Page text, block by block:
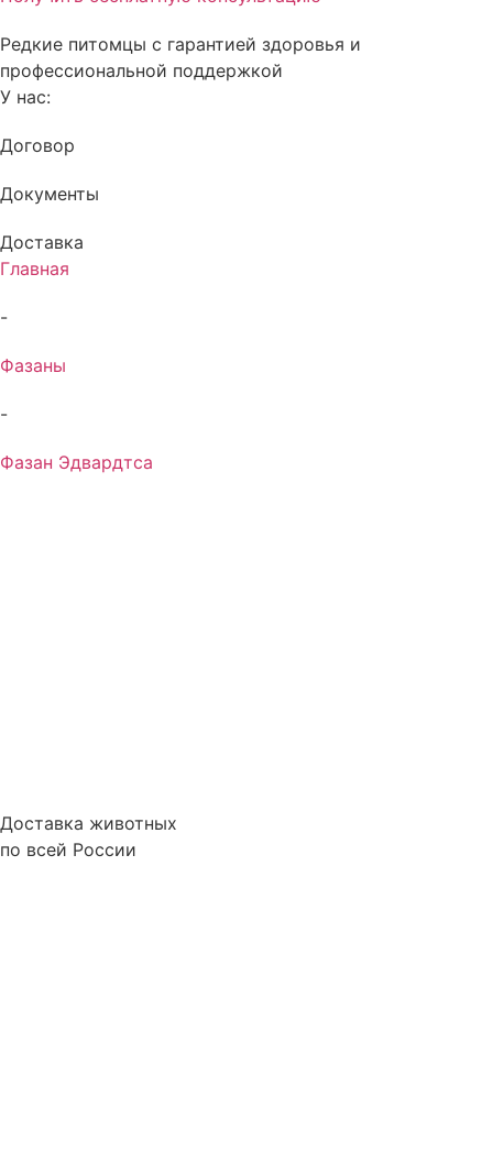
Редкие питомцы с гарантией здоровья и
профессиональной поддержкой
У нас:
Договор
Документы
Доставка
Главная
-
Фазаны
-
Фазан Эдвардтса
Доставка животных
по всей России